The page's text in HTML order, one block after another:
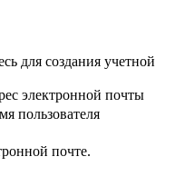
для создания учетной
электронной почты
пользователя
почте.